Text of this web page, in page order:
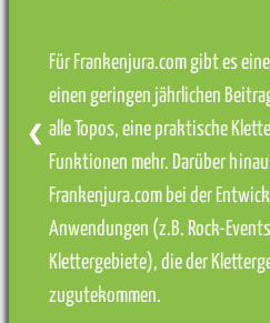
Für Frankenjura.com gibt es
einen geringen jährlichen
alle Topos, eine praktische
Funktionen mehr. Darüber
Frankenjura.com bei der
Anwendungen (z.B. Rock-
Klettergebiete), die der
zugutekommen.
❮